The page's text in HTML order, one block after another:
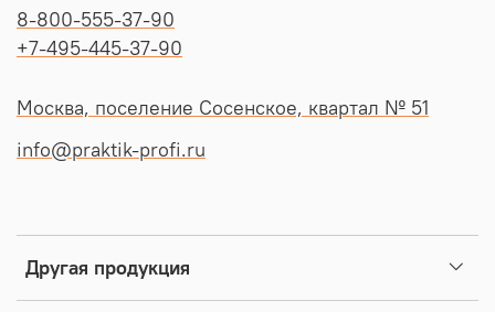
Другая продукция
8-800-555-37-90
+7-495-445-37-90
Москва, поселение Сосенское, квартал № 51
info@praktik-profi.ru